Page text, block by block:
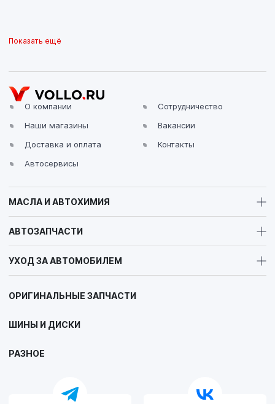
Показать ещё
О компании
Наши магазины
Доставка и оплата
Автосервисы
Сотрудничество
Вакансии
Контакты
МАСЛА И АВТОХИМИЯ
АВТОЗАПЧАСТИ
УХОД ЗА АВТОМОБИЛЕМ
ОРИГИНАЛЬНЫЕ ЗАПЧАСТИ
ШИНЫ И ДИСКИ
РАЗНОЕ